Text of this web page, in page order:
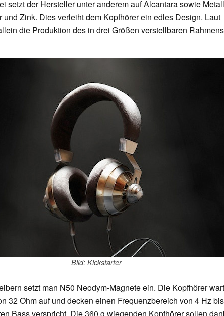
setzt der Hersteller unter anderem auf Alcantara sowie
und Zink. Dies verleiht dem Kopfhörer ein edles Design. Laut
die Produktion des in drei Größen verstellbaren
Bild: Kickstarter
setzt man N50 Neodym-Magnete ein. Die Kopfhörer
32 Ohm auf und decken einen Frequenzbereich von 4 Hz